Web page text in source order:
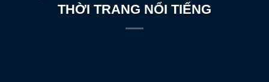
THỜI TRANG NỔI TIẾNG